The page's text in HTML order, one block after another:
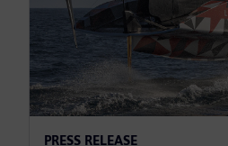
PRESS RELEASE